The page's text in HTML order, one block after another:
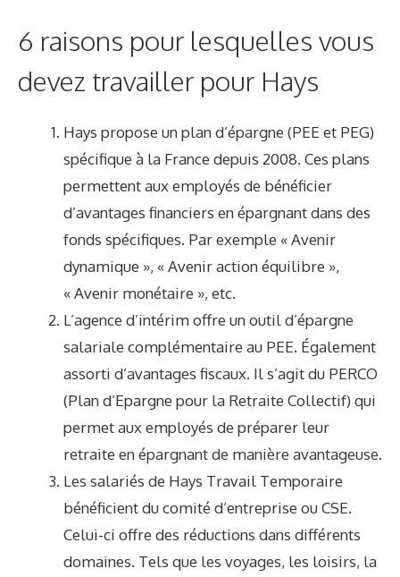
6 raisons pour lesquelles vous
devez travailler pour Hays
Hays propose un plan d’épargne (PEE et PEG)
spécifique à la France depuis 2008. Ces plans
permettent aux employés de bénéficier
d’avantages financiers en épargnant dans des
fonds spécifiques. Par exemple « Avenir
dynamique », « Avenir action équilibre »,
« Avenir monétaire », etc.
L’agence d’intérim offre un outil d’épargne
salariale complémentaire au PEE. Également
assorti d’avantages fiscaux. Il s’agit du PERCO
(Plan d’Epargne pour la Retraite Collectif) qui
permet aux employés de préparer leur
retraite en épargnant de manière avantageuse.
Les salariés de Hays Travail Temporaire
bénéficient du comité d’entreprise ou CSE.
Celui-ci offre des réductions dans différents
domaines. Tels que les voyages, les loisirs, la